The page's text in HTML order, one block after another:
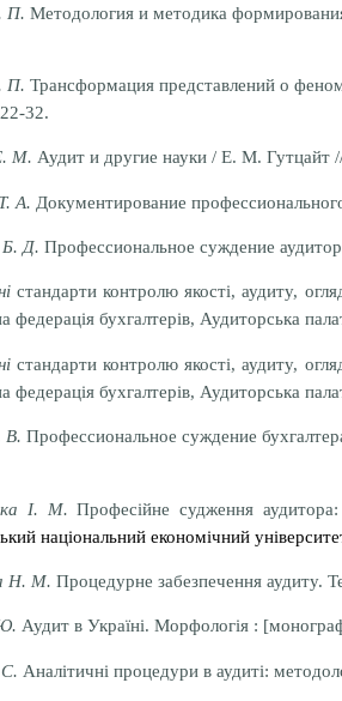
П. Методология и методика
П. Трансформация представлений о
32.
М. Аудит и другие науки / Е. М. Гутцайт
А. Документирование
Д. Профессиональное суждение
стандарти контролю якості, аудиту,
федерація бухгалтерів, Аудиторська
стандарти контролю якості, аудиту,
федерація бухгалтерів, Аудиторська
В. Профессиональное суждение
І. М. Професійне судження
національний економічний
Н. М. Процедурне забезпечення аудиту.
Аудит в Україні. Морфологія :
Аналітичні процедури в аудиті: